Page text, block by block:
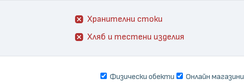
Хранителни стоки
Хляб и тестени изделия
Физически обекти Онлайн магазини